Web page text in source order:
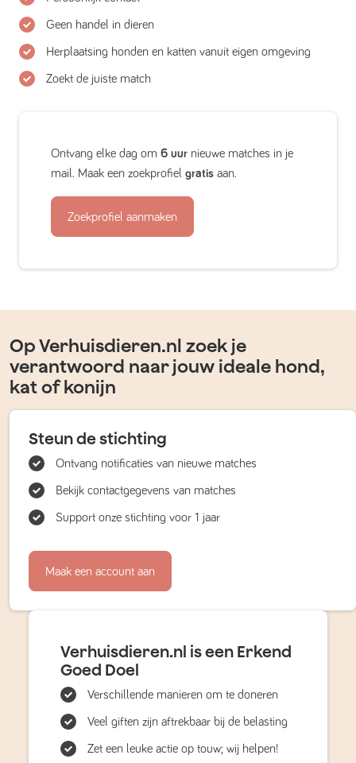
Geen handel in dieren
Herplaatsing honden en katten vanuit eigen omgeving
Zoekt de juiste match
Ontvang elke dag om 6 uur nieuwe matches in je
mail. Maak een zoekprofiel gratis aan.
Zoekprofiel aanmaken
Op Verhuisdieren.nl zoek je
verantwoord naar jouw ideale hond,
kat of konijn
Steun de stichting
Ontvang notificaties van nieuwe matches
Bekijk contactgegevens van matches
Support onze stichting voor 1 jaar
Maak een account aan
Verhuisdieren.nl is een Erkend
Goed Doel
Verschillende manieren om te doneren
Veel giften zijn aftrekbaar bij de belasting
Zet een leuke actie op touw; wij helpen!